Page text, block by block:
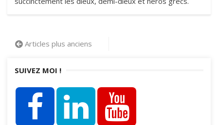
Navigation
Articles plus anciens
SUIVEZ MOI !